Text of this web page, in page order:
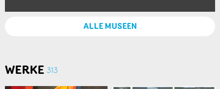
ALLE MUSEEN
WERKE 313